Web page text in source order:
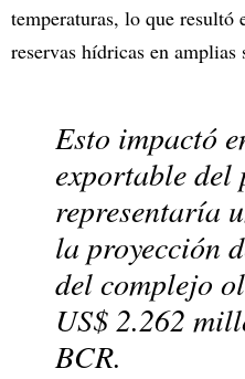
temperaturas, lo que resultó
reservas hídricas en amplias
Esto impactó
exportable
representaría
la proyección
del complejo
US$ 2.262
BCR.